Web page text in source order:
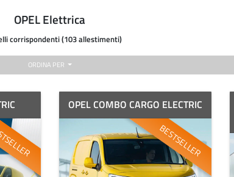
OPEL Elettrica
corrispondenti (103 allestimenti)
ORDINA PER
OPEL COMBO CARGO ELECTRIC
BESTSELLER